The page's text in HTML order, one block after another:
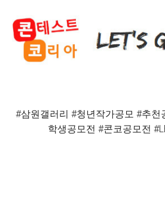
#삼원갤러리 #청년작가공모 #추천
학생공모전 #콘코공모전